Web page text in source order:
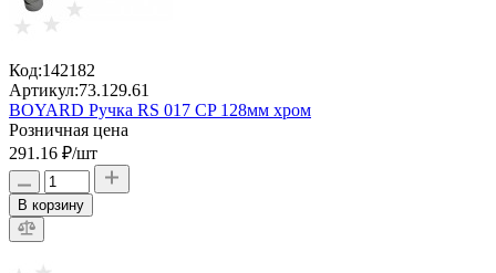
Код:142182
Артикул:73.129.61
BOYARD Ручка RS 017 CP 128мм хром
Розничная цена
291.16 ₽/шт
В корзину